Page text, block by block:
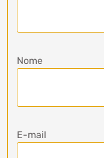
Nome
E-mail